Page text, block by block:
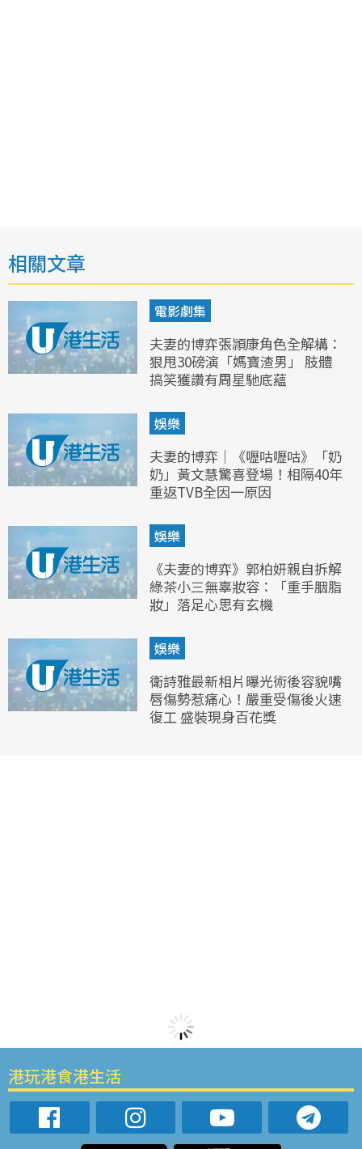
相關文章
電影劇集
夫妻的博弈張頴康角色全解構：
狠甩30磅演「媽寶渣男」 肢體
搞笑獲讚有周星馳底蘊
娛樂
夫妻的博弈｜《嚦咕嚦咕》「奶
奶」黃文慧驚喜登場！相隔40年
重返TVB全因一原因
娛樂
《夫妻的博弈》郭柏妍親自拆解
綠茶小三無辜妝容：「重手胭脂
妝」落足心思有玄機
娛樂
衛詩雅最新相片曝光術後容貌嘴
唇傷勢惹痛心！嚴重受傷後火速
復工 盛裝現身百花獎
港玩港食港生活